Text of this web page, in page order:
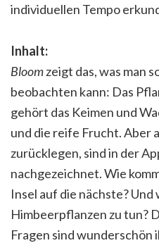
individuellen Tempo
Inhalt:
Bloomzeigt das, was man
beobachten kann: Das
gehört das Keimen und
und die reife Frucht. Aber
zurücklegen, sind in der
nachgezeichnet. Wie
Insel auf die nächste?
Himbeerpflanzen zu tun?
Fragen sind